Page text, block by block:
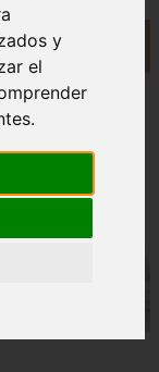
y
el